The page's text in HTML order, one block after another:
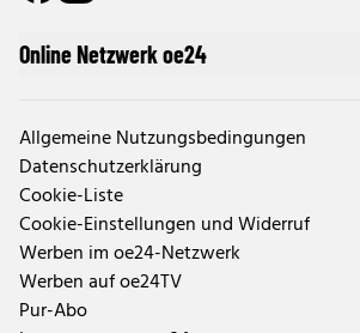
Online Netzwerk oe24
Allgemeine Nutzungsbedingungen
Datenschutzerklärung
Cookie-Liste
Cookie-Einstellungen und Widerruf
Werben im oe24-Netzwerk
Werben auf oe24TV
Pur-Abo